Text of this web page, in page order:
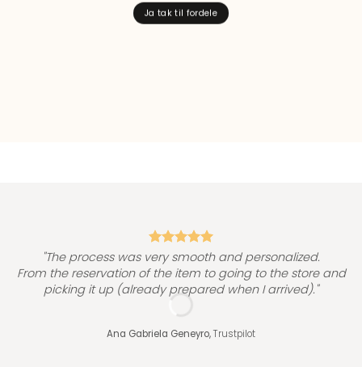
"The process was very smooth and personalized.
From the reservation of the item to going to the store and
picking it up (already prepared when I arrived)."
Ana Gabriela Geneyro,Trustpilot